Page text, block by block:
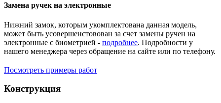
Замена ручек на электронные
Нижний замок, которым укомплектована данная модель,
может быть усовершенстовован за счет замены ручен на
электронные с биометрией - подробнее. Подробности у
нашего менеджера через обращение на сайте или по телефону.
Посмотреть примеры работ
Конструкция